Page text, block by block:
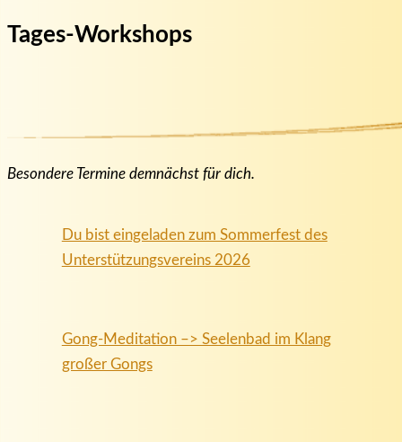
Tages-Workshops
Besondere Termine demnächst für dich.
Du bist eingeladen zum Sommerfest des
Unterstützungsvereins 2026
Gong-Meditation –> Seelenbad im Klang
großer Gongs